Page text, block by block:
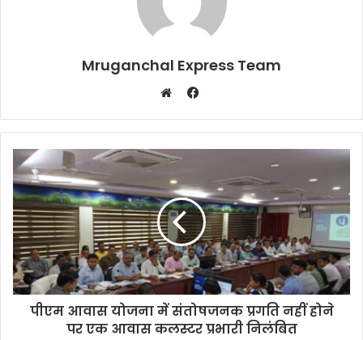
Mruganchal Express Team
Facebook
पीएम आवास योजना में संतोषजनक प्रगति नहीं होने
पर एक आवास कलस्टर प्रभारी निलंबित